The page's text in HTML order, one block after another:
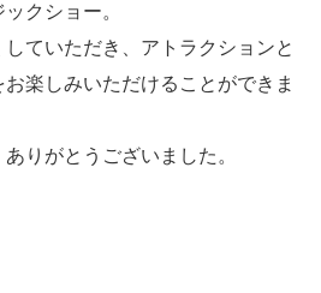
クショー。
ていただき、アトラクションと
楽しみいただけることができま
りがとうございました。